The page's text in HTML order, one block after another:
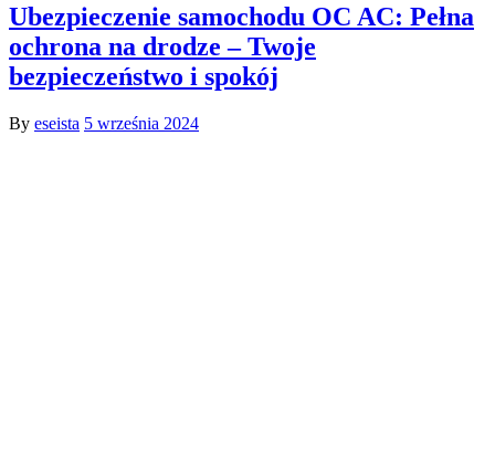
Ubezpieczenie samochodu OC AC: Pełna
ochrona na drodze – Twoje
bezpieczeństwo i spokój
By eseista 5 września 2024